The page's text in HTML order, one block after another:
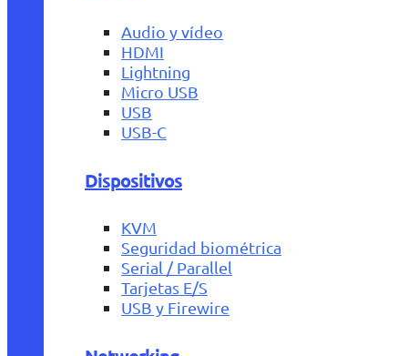
Audio y vídeo
HDMI
Lightning
Micro USB
USB
USB-C
Dispositivos
KVM
Seguridad biométrica
Serial / Parallel
Tarjetas E/S
USB y Firewire